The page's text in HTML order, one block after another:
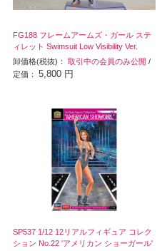
FG188 フレームアームズ・ガール ステ
ィレット Swimsuit Low Visibility Ver.
卸価格(税抜)：取引中の会員のみ公開 /
定価：5,800 円
SP537 1/12 12リアルフィギュア コレク
ション No.22 'アメリカン ショーガール'